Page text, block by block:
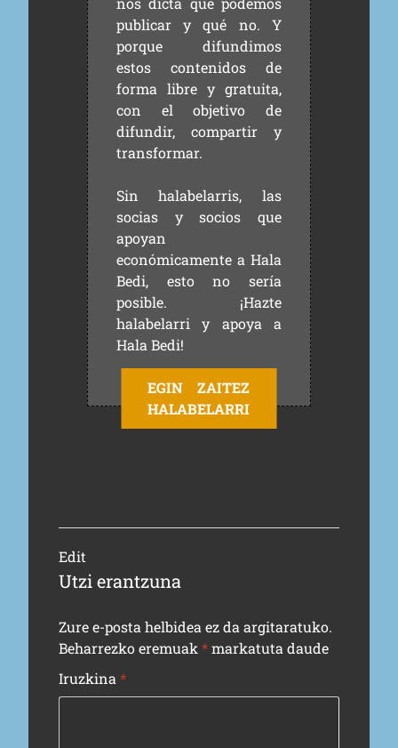
publicar y qué no. Y
porque difundimos
estos contenidos de
forma libre y gratuita,
con el objetivo de
difundir, compartir y
transformar.
Sin halabelarris, las
socias y socios que
apoyan
económicamente a Hala
Bedi, esto no sería
posible. ¡Hazte
halabelarri y apoya a
Hala Bedi!
EGIN ZAITEZ
HALABELARRI
Edit
Utzi erantzuna
Zure e-posta helbidea ez da argitaratuko.
Beharrezko eremuak *markatuta daude
Iruzkina *